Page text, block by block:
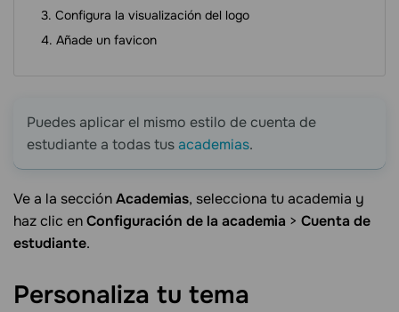
Configura la visualización del logo
Añade un favicon
Puedes aplicar el mismo estilo de cuenta de
estudiante a todas tusacademias.
Ve a la secciónAcademias, selecciona tu academia y
haz clic enConfiguración de la academia > Cuenta de
estudiante.
Personaliza tu tema